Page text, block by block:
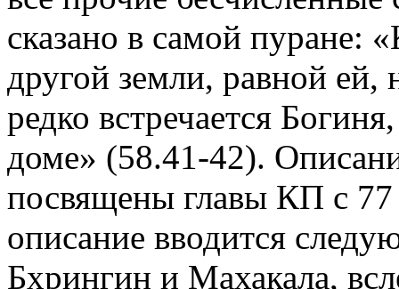
сказано в самой пуране:
другой земли, равной ей,
редко встречается
доме» (58.41-42).
посвящены главы КП с 77
описание вводится
Бхрингин и Махакала,